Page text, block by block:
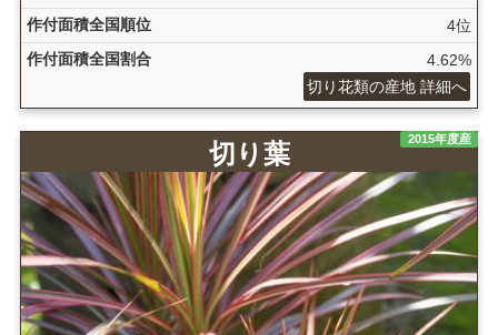
作付面積全国順位
4位
作付面積全国割合
4.62%
切り花類の産地 詳細へ
2015年度産
切り葉